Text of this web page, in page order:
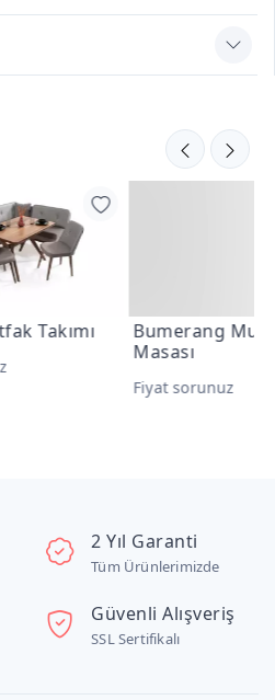
Bumerang Mutfak
Fiyat sorunuz
2 Yıl Garanti
Tüm Ürünlerimizde
Güvenli Alışveriş
SSL Sertifikalı